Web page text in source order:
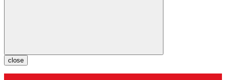
close